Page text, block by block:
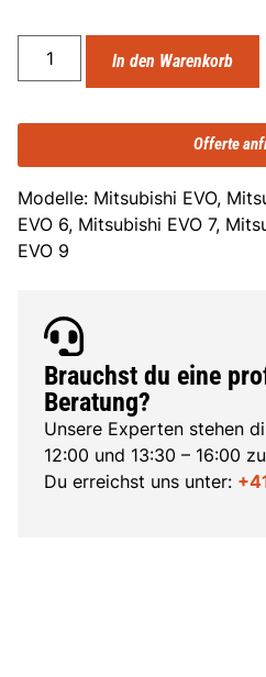
In den Warenkorb
Offerte
Modelle: Mitsubishi EVO,
EVO 6, Mitsubishi EVO 7,
EVO 9
Brauchst du eine
Beratung?
Unsere Experten stehen
12:00 und 13:30 – 16:00
Du erreichst uns unter: